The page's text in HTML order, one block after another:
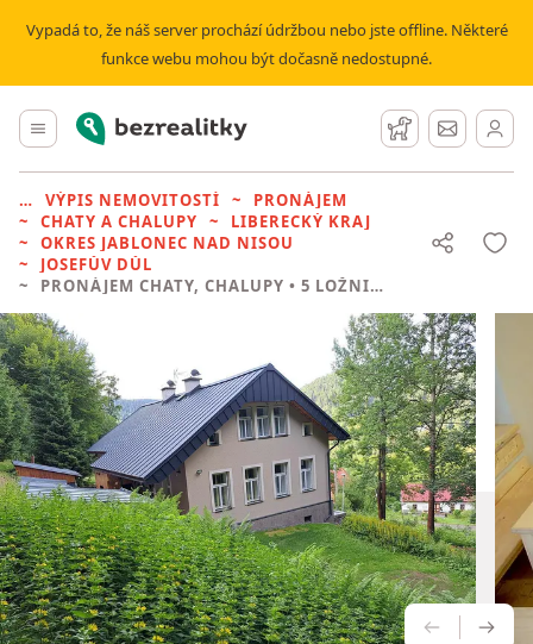
Vypadá to, že náš server prochází údržbou nebo jste offline. Některé
funkce webu mohou být dočasně nedostupné.
Hlavní menu
Bezrealitky Hlídací pes
Zprávy
VÝPIS NEMOVITOSTÍ
PRONÁJEM
CHATY A CHALUPY
LIBERECKÝ KRAJ
OKRES JABLONEC NAD NISOU
JOSEFŮV DŮL
PRONÁJEM CHATY, CHALUPY • 5 LOŽNIC BEZ REALITKY